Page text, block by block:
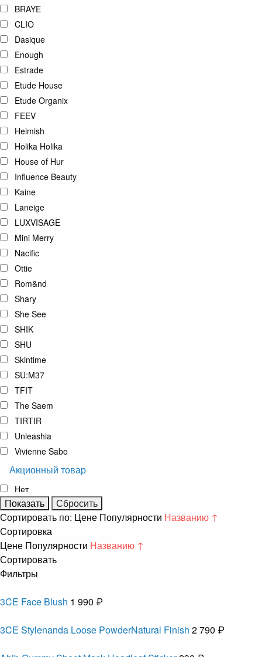
BRAYE
CLIO
Dasique
Enough
Estrade
Etude House
Etude Organix
FEEV
Heimish
Holika Holika
House of Hur
Influence Beauty
Kaine
Laneige
LUXVISAGE
Mini Merry
Nacific
Ottie
Rom&nd
Shary
She See
SHIK
SHU
Skintime
SU:M37
TFIT
The Saem
TIRTIR
Unleashia
Vivienne Sabo
Акционный товар
Нет
Сортировать по: Цене Популярности Названию ↑
Сортировка
Цене Популярности Названию ↑
Сортировать
Фильтры
3CE Face Blush 1 990 ₽
3CE Stylenanda Loose PowderNatural Finish 2 790 ₽